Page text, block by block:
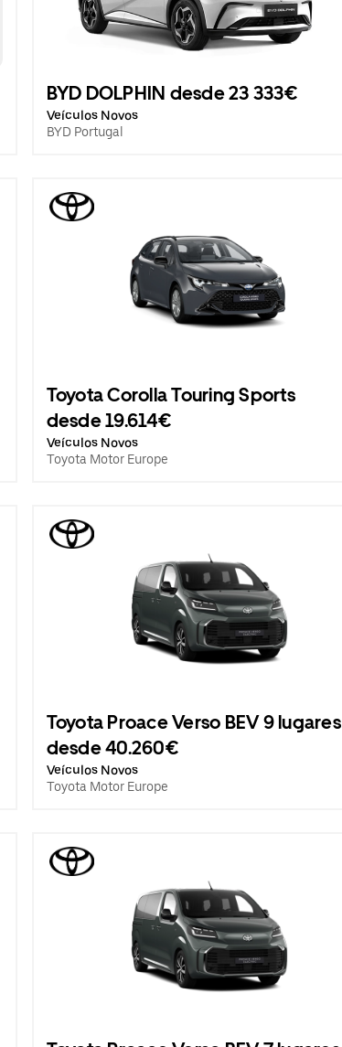
BYD DOLPHIN desde 23 333€
Veículos Novos
BYD Portugal
Toyota Corolla Touring Sports
desde 19.614€
Veículos Novos
Toyota Motor Europe
Toyota Proace Verso BEV 9 lugares
desde 40.260€
Veículos Novos
Toyota Motor Europe